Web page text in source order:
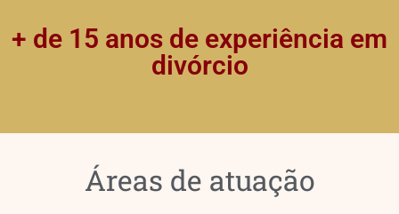
+ de 15 anos de experiência em
divórcio
Áreas de atuação